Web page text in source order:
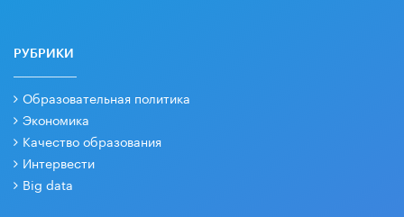
РУБРИКИ
Образовательная политика
Экономика
Качество образования
Интервести
Big data